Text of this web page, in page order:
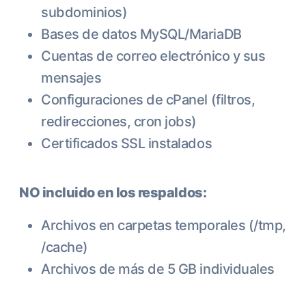
subdominios)
Bases de datos MySQL/MariaDB
Cuentas de correo electrónico y sus
mensajes
Configuraciones de cPanel (filtros,
redirecciones, cron jobs)
Certificados SSL instalados
NO incluido en los respaldos:
Archivos en carpetas temporales (/tmp,
/cache)
Archivos de más de 5 GB individuales